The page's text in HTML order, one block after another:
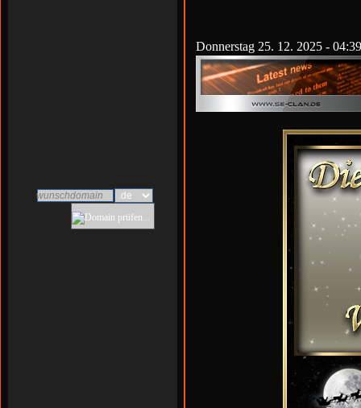
wunschdomain
Donnerstag 25. 12. 2025 -
Co-Leader
30 Jahre
n/a